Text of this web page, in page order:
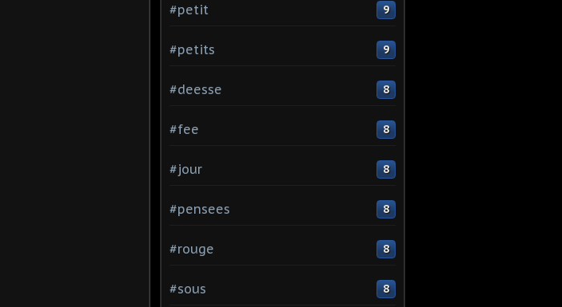
#petit 9
#petits 9
#deesse 8
#fee 8
#jour 8
#pensees 8
#rouge 8
#sous 8